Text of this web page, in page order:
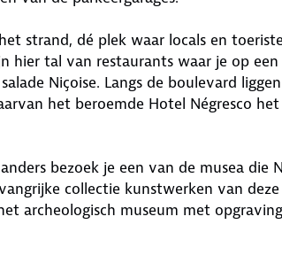
strand, dé plek waar locals en
hier tal van restaurants waar je op
Niçoise. Langs de boulevard liggen
het beroemde Hotel Négresco
bezoek je een van de musea die
collectie kunstwerken van deze
archeologisch museum met